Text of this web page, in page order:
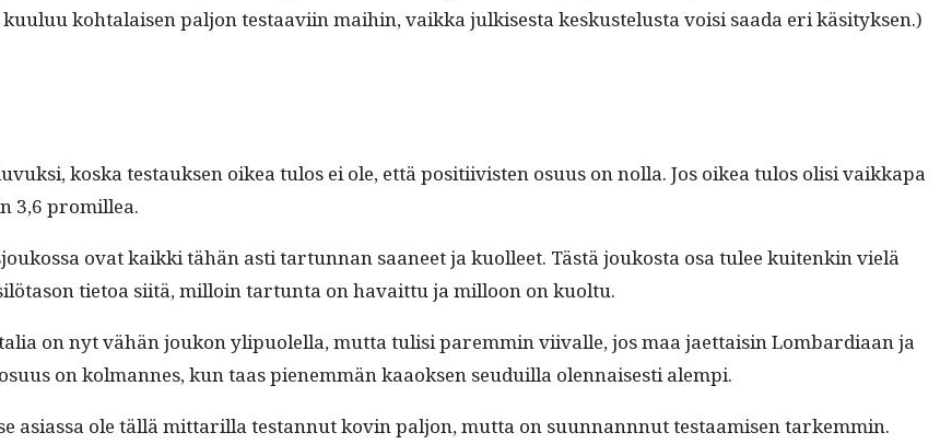
kohta­laisen paljon tes­taavi­in mai­hin, vaik­ka julkises­ta keskustelus­ta voisi saa­da eri käsityksen.)
kos­ka tes­tauk­sen oikea tulos ei ole, että posi­ti­ivis­ten osu­us on nol­la. Jos oikea tulos olisi vaikka­pa
3,6 promillea.
ovat kaik­ki tähän asti tar­tun­nan saa­neet ja kuolleet. Tästä joukos­ta osa tulee kuitenkin vielä
tietoa siitä, mil­loin tar­tun­ta on havait­tu ja mil­loon on kuoltu.
on nyt vähän joukon ylipuolel­la, mut­ta tulisi parem­min viivalle, jos maa jaet­taisin Lom­bar­diaan ja
on kol­mannes, kun taas pienem­män kaaok­sen seuduil­la olen­nais­es­ti alempi.
asi­as­sa ole täl­lä mit­tar­il­la tes­tannut kovin paljon, mut­ta on suun­nannnut tes­taamisen tarkem­min.